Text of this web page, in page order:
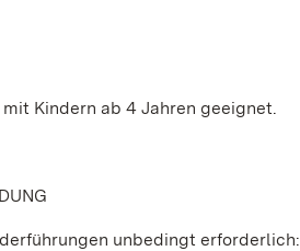
Kindern ab 4 Jahren geeignet.
unbedingt erforderlich: